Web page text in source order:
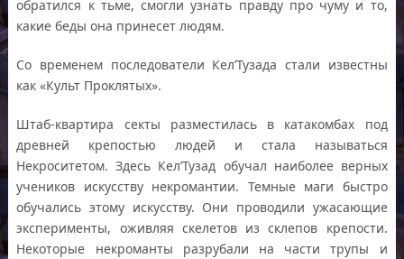
обратился к тьме, смогли узнать правду про чуму и то,
какие беды она принесет людям.
Со временем последователи Кел’Тузада стали известны
как «Культ Проклятых».
Штаб-квартира секты разместилась в катакомбах под
древней крепостью людей и стала называться
Некроситетом. Здесь Кел’Тузад обучал наиболее верных
учеников искусству некромантии. Темные маги быстро
обучались этому искусству. Они проводили ужасающие
эксперименты, оживляя скелетов из склепов крепости.
Некоторые некроманты разрубали на части трупы и